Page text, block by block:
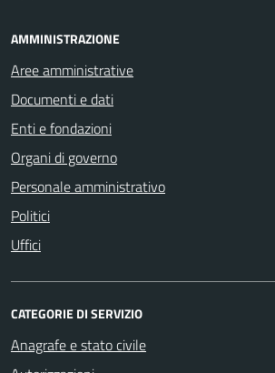
AMMINISTRAZIONE
Aree amministrative
Documenti e dati
Enti e fondazioni
Organi di governo
Personale amministrativo
Politici
Uffici
CATEGORIE DI SERVIZIO
Anagrafe e stato civile